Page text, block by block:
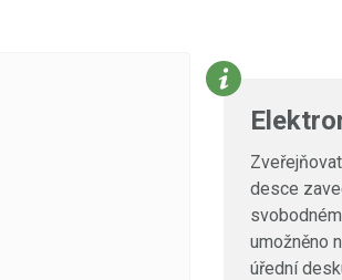
desce
umožněno
úřední